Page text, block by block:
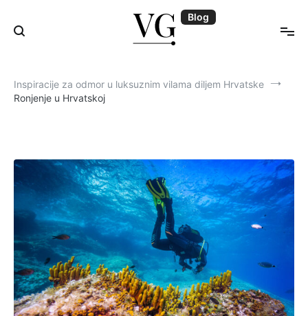
content
Blog
Inspiracije za odmor u luksuznim vilama diljem Hrvatske
Ronjenje u Hrvatskoj